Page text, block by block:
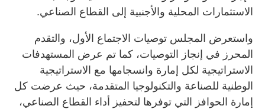
الاستثمارات المحلية والأجنبية إلى القطاع الصناعي.
واستعرض المجلس توصيات الاجتماع الأول، والتقدم
المحرز في إنجاز التوصيات، كما تم عرض المستهدفات
الاستراتيجية لكل إمارة وانسجامها مع الاستراتيجية
الوطنية للصناعة والتكنولوجيا المتقدمة، حيث عرضت كل
إمارة الحوافز التي توفرها لتحفيز أداء القطاع الصناعي،